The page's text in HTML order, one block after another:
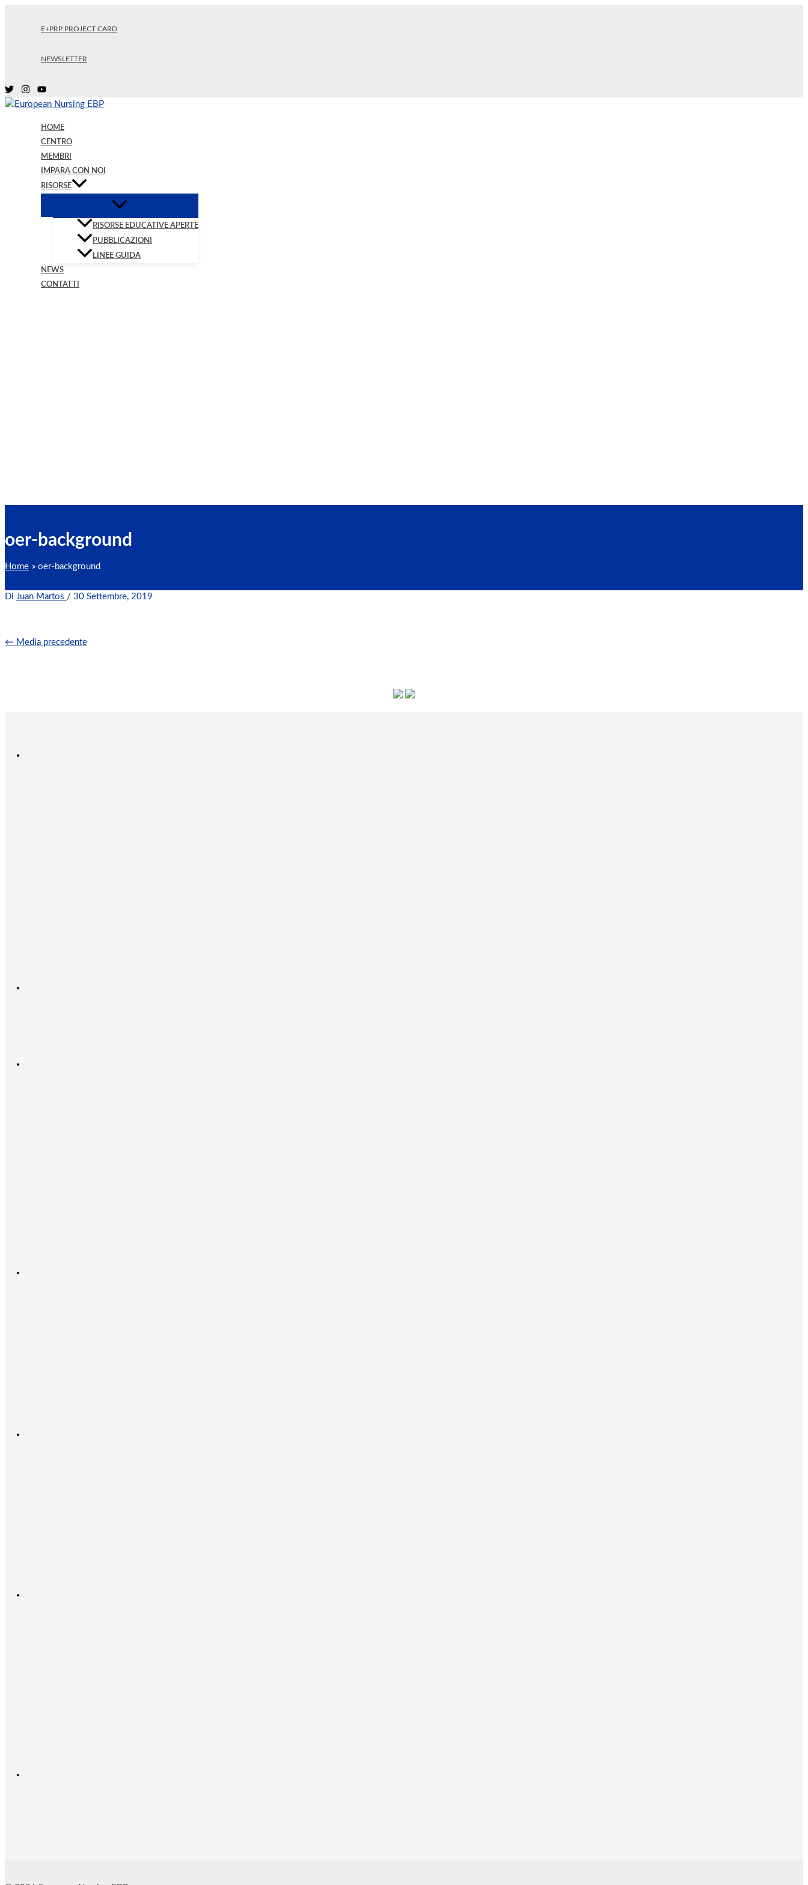
E+PRP PROJECT CARD
NEWSLETTER
HOME
CENTRO
MEMBRI
IMPARA CON NOI
RISORSE
RISORSE EDUCATIVE APERTE
PUBBLICAZIONI
LINEE GUIDA
NEWS
CONTATTI
oer-background
Home oer-background
Di Juan Martos / 30 Settembre, 2019
← Media precedente